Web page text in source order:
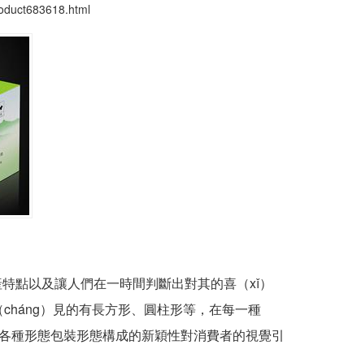
以及讓人們在一時間判斷出對其的喜（xǐ）
）見的有長方形、圓柱形等，在每一種
種形態包裝形態構成的新穎性對消費者的視覺引